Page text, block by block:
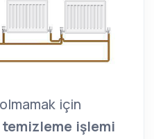
için
işlemi